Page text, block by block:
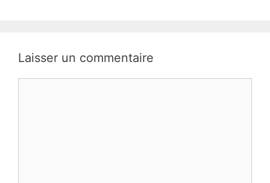
Laisser un commentaire